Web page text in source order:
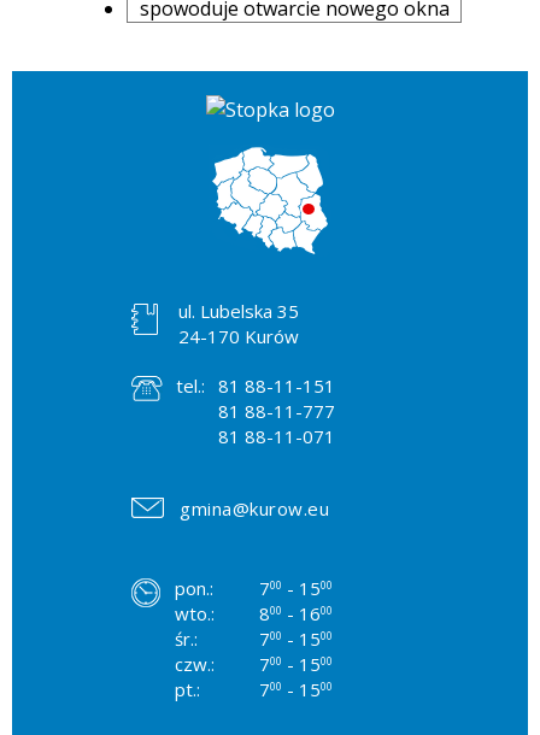
ul. Lubelska 35
24-170 Kurów
tel.: 81 88-11-151
81 88-11-777
81 88-11-071
gmina@kurow.eu
pon.: 700 - 1500
wto.: 800 - 1600
śr.: 700 - 1500
czw.: 700 - 1500
pt.: 700 - 1500